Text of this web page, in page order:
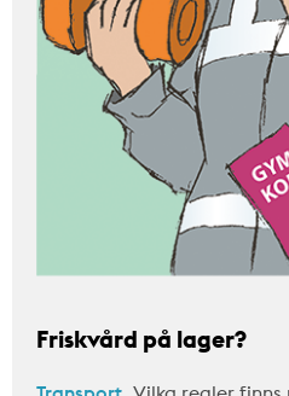
Friskvård på lager?